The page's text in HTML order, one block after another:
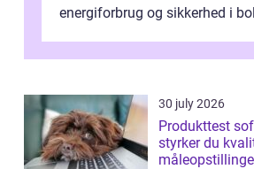
energiforbrug og sikkerhed i
30 july 2026
Produkttest
styrker du